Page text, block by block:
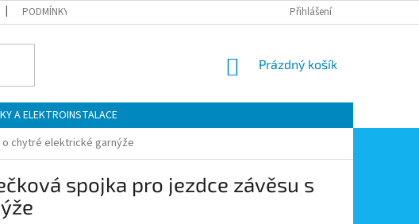
PODMÍNKY OCHRANY OSOBNÍCH ÚDAJŮ MOJE OBJEDNÁVKA
Přihlášení
NÁKUPNÍ
Prázdný košík
A ELEKTROINSTALACE
o chytré elektrické garnýže
spojka pro jezdce závěsu s